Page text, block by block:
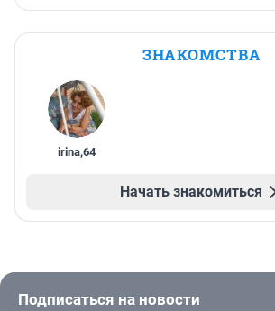
ЗНАКОМСТВА
irina,64
Начать знакомиться
Подписаться на новости